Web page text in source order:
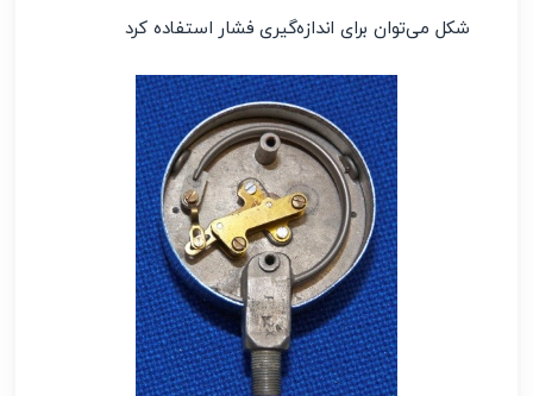
شکل می‌توان برای اندازه‌گیری فشار استفاده کرد